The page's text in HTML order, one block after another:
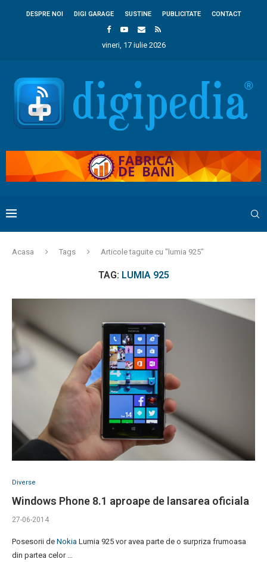
DESPRE NOI DIGI GARAGE SUSTINE PUBLICITATE CONTACT
vineri, 17 iulie 2026
Acasa Tags Articole taguite cu "lumia 925"
TAG: LUMIA 925
Diverse
Windows Phone 8.1 aproape de lansarea oficiala
27-06-2014
Posesorii de Nokia Lumia 925 vor avea parte de o surpriza frumoasa
din partea celor …